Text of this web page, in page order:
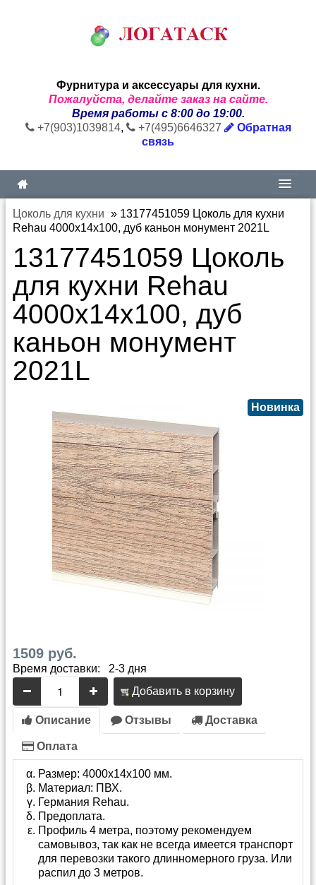
Фурнитура и аксессуары для кухни.
Пожалуйста, делайте заказ на сайте.
Время работы с 8:00 до 19:00.
+7(903)1039814, +7(495)6646327
Обратная
связь
Цоколь для кухни » 13177451059 Цоколь для кухни
Rehau 4000х14х100, дуб каньон монумент 2021L
13177451059 Цоколь
для кухни Rehau
4000х14х100, дуб
каньон монумент
2021L
Новинка
1509 руб.
Время доставки: 2-3 дня
Добавить в корзину
Описание Отзывы Доставка
Оплата
Размер: 4000х14х100 мм.
Материал: ПВХ.
Германия Rehau.
Предоплата.
Профиль 4 метра, поэтому рекомендуем
самовывоз, так как не всегда имеется транспорт
для перевозки такого длинномерного груза. Или
распил до 3 метров.